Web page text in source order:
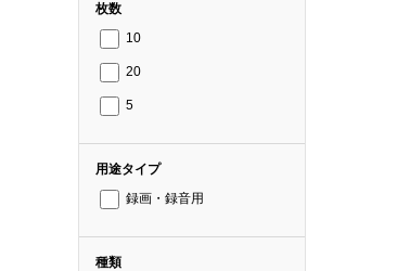
枚数
10
20
5
用途タイプ
録画・録音用
種類